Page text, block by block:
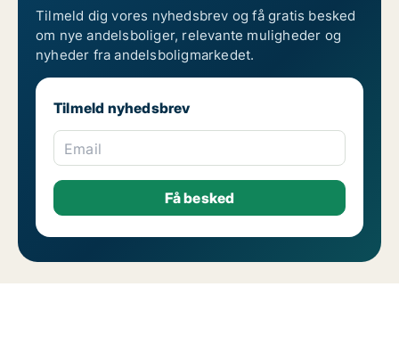
Tilmeld dig vores nyhedsbrev og få gratis besked
om nye andelsboliger, relevante muligheder og
nyheder fra andelsboligmarkedet.
Tilmeld nyhedsbrev
Email